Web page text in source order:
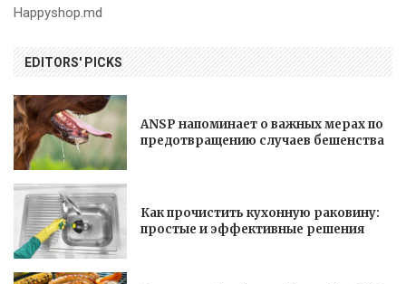
Happyshop.md
EDITORS' PICKS
ANSP напоминает о важных мерах по
предотвращению случаев бешенства
Как прочистить кухонную раковину:
простые и эффективные решения